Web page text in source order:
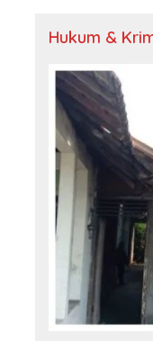
Hukum &